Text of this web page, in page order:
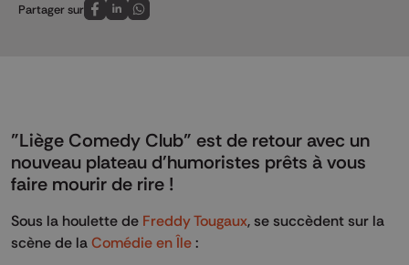
Partager sur
Partagez sur FaceBook
Partagez sur LinkedIn
Partagez sur Whatsapp
"Liège Comedy Club" est de retour avec un
nouveau plateau d'humoristes prêts à vous
faire mourir de rire !
Sous la houlette de Freddy Tougaux, se succèdent sur la
scène de la Comédie en Île :